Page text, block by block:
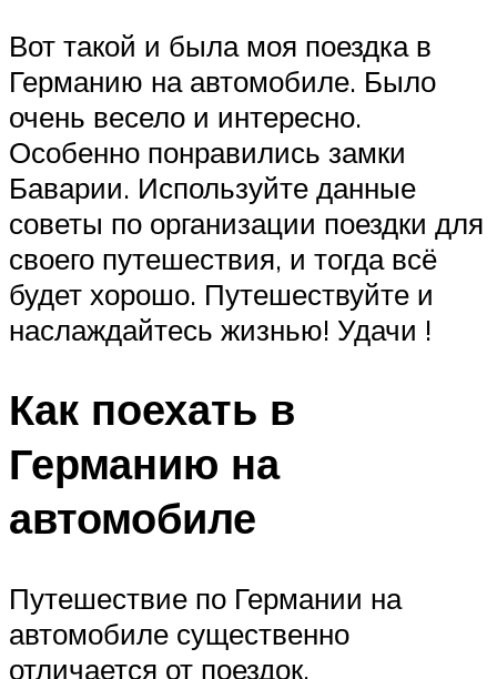
Вот такой и была моя поездка в
Германию на автомобиле. Было
очень весело и интересно.
Особенно понравились замки
Баварии. Используйте данные
советы по организации поездки для
своего путешествия, и тогда всё
будет хорошо. Путешествуйте и
наслаждайтесь жизнью! Удачи !
Как поехать в
Германию на
автомобиле
Путешествие по Германии на
автомобиле существенно
отличается от поездок,